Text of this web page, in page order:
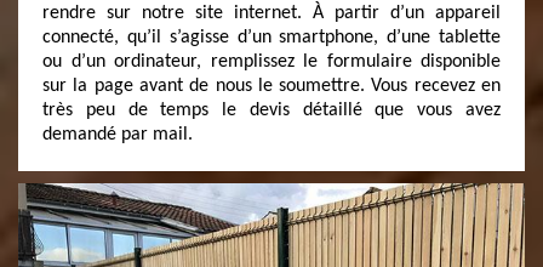
rendre sur notre site internet. À partir d’un appareil
connecté, qu’il s’agisse d’un smartphone, d’une tablette
ou d’un ordinateur, remplissez le formulaire disponible
sur la page avant de nous le soumettre. Vous recevez en
très peu de temps le devis détaillé que vous avez
demandé par mail.